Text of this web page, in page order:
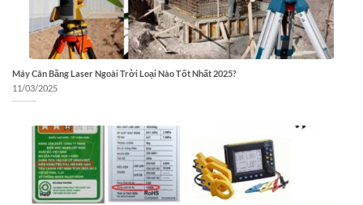
Máy Cân Bằng Laser Ngoài Trời Loại Nào Tốt Nhất 2025?
11/03/2025